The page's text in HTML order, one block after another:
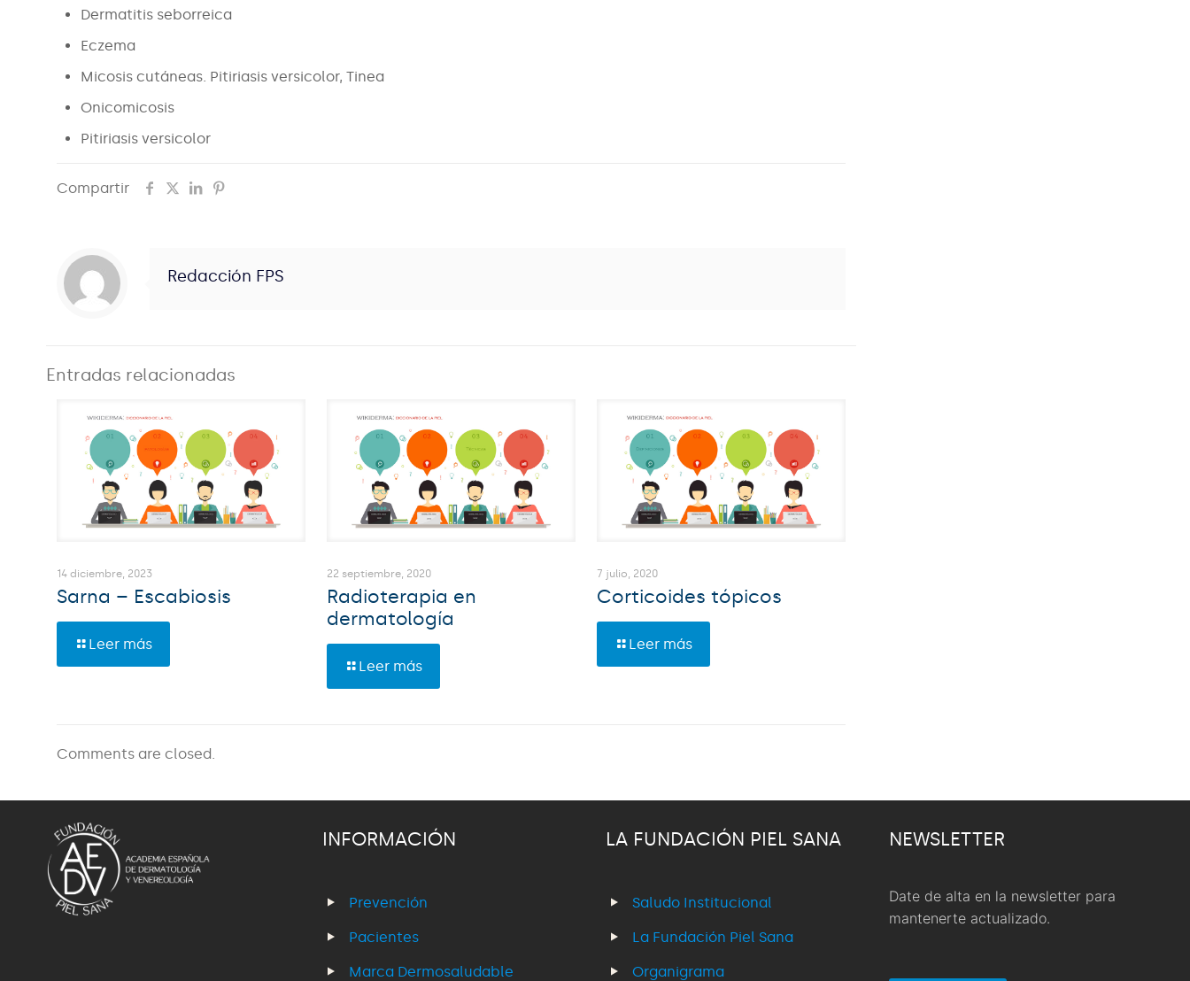
Dermatitis seborreica
Eczema
Micosis cutáneas. Pitiriasis versicolor, Tinea
Onicomicosis
Pitiriasis versicolor
Compartir
Redacción FPS
Entradas relacionadas
14 diciembre, 2023
Sarna – Escabiosis
Leer más
22 septiembre, 2020
Radioterapia en
dermatología
Leer más
7 julio, 2020
Corticoides tópicos
Leer más
Comments are closed.
INFORMACIÓN
Prevención
Pacientes
Marca Dermosaludable
LA FUNDACIÓN PIEL SANA
Saludo Institucional
La Fundación Piel Sana
Organigrama
NEWSLETTER
Date de alta en la newsletter para
mantenerte actualizado.